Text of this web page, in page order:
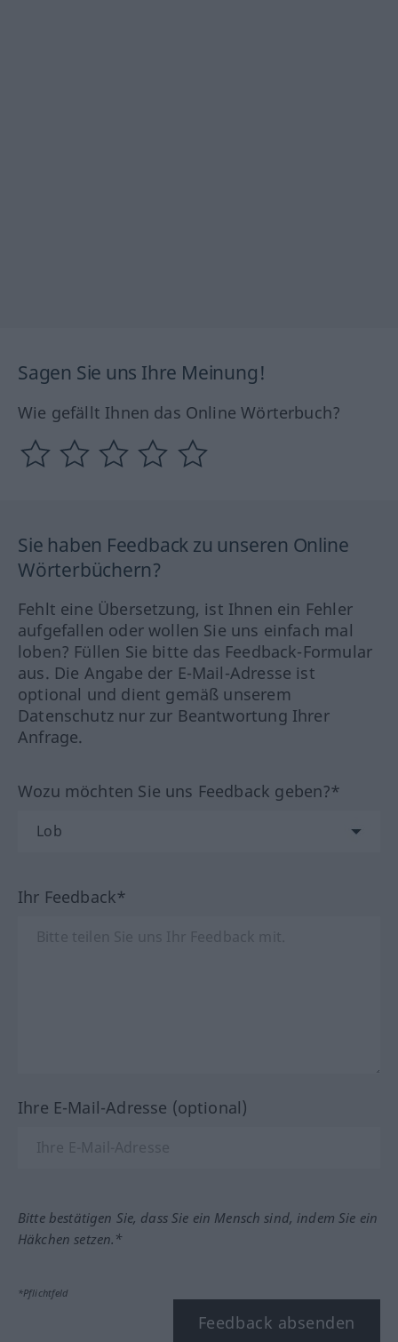
Sagen Sie uns Ihre Meinung!
Wie gefällt Ihnen das Online Wörterbuch?
Sie haben Feedback zu unseren Online
Wörterbüchern?
Fehlt eine Übersetzung, ist Ihnen ein Fehler
aufgefallen oder wollen Sie uns einfach mal
loben? Füllen Sie bitte das Feedback-Formular
aus. Die Angabe der E-Mail-Adresse ist
optional und dient gemäß unserem
Datenschutz nur zur Beantwortung Ihrer
Anfrage.
Wozu möchten Sie uns Feedback geben?*
Ihr Feedback*
Ihre E-Mail-Adresse (optional)
Bitte bestätigen Sie, dass Sie ein Mensch sind, indem Sie ein
Häkchen setzen.*
*Pflichtfeld
Feedback absenden